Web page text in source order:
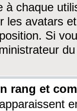
à chaque
les avatars
Si
rang et